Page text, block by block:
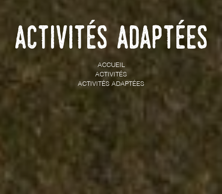
Activités adaptées
ACCUEIL
ACTIVITÉS
ACTIVITÉS ADAPTÉES